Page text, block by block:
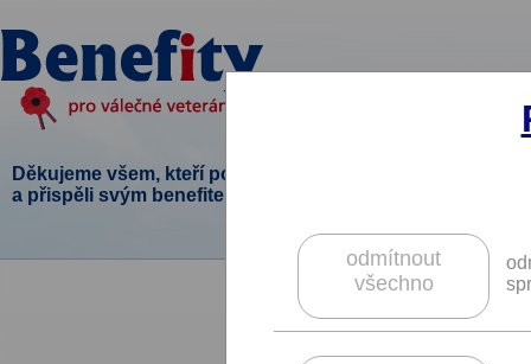
Děkujeme všem, kteří podpořili tento projekt
a přispěli svým benefitem.
odmítnout
všechno